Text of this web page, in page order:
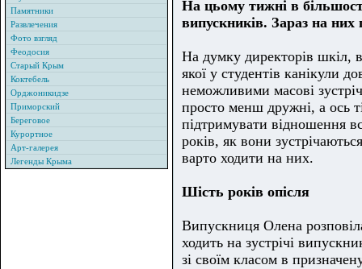
Памятники
Развлечения
Фото взгляд
Феодосия
Старый Крым
Коктебель
Орджоникидзе
Приморский
Береговое
Курортное
Арт-галерея
Легенды Крыма
На цьому тижні в
випускників. Зараз на
На думку директорів шкіл,
якої у студентів канікули
неможливими масові
просто менш дружні, а ось
підтримувати відношення
років, як вони
варто ходити на них.
Шість років опісля
Випускниця Олена
ходить на зустрічі
зі своїм класом в